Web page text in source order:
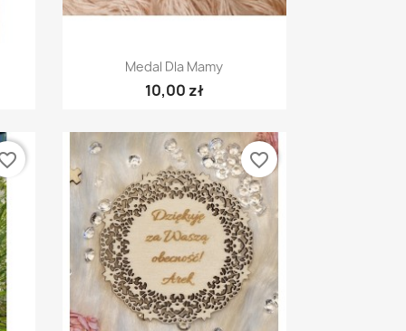
Szybki podgląd
Medal Dla Mamy
10,00 zł
favorite_border